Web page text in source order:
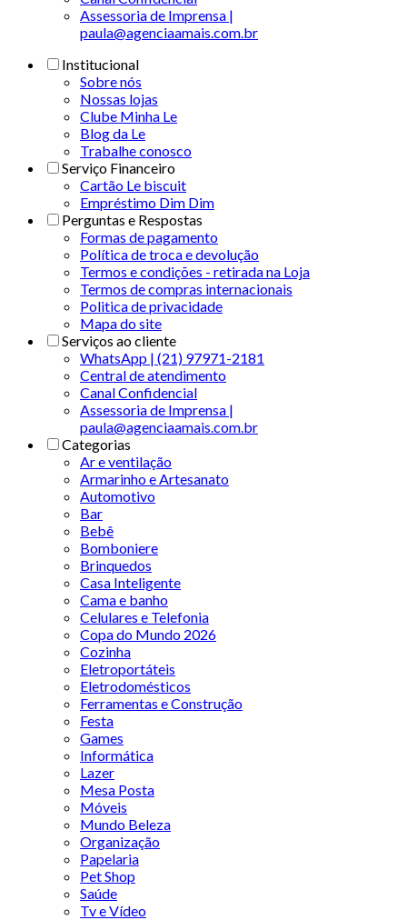
Assessoria de Imprensa |
paula@agenciaamais.com.br
Institucional
Sobre nós
Nossas lojas
Clube Minha Le
Blog da Le
Trabalhe conosco
Serviço Financeiro
Cartão Le biscuit
Empréstimo Dim Dim
Perguntas e Respostas
Formas de pagamento
Política de troca e devolução
Termos e condições - retirada na Loja
Termos de compras internacionais
Politica de privacidade
Mapa do site
Serviços ao cliente
WhatsApp | (21) 97971-2181
Central de atendimento
Canal Confidencial
Assessoria de Imprensa |
paula@agenciaamais.com.br
Categorias
Ar e ventilação
Armarinho e Artesanato
Automotivo
Bar
Bebê
Bomboniere
Brinquedos
Casa Inteligente
Cama e banho
Celulares e Telefonia
Copa do Mundo 2026
Cozinha
Eletroportáteis
Eletrodomésticos
Ferramentas e Construção
Festa
Games
Informática
Lazer
Mesa Posta
Móveis
Mundo Beleza
Organização
Papelaria
Pet Shop
Saúde
Tv e Vídeo